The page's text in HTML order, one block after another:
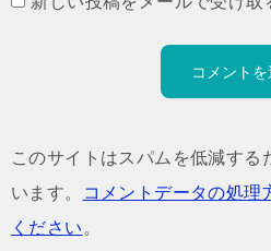
このサイトはスパムを低減す
います。
コメントデータの処理
ください。